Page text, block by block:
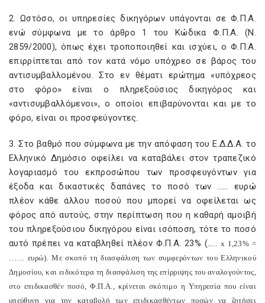
2. Ωστόσο, οι υπηρεσίες δικηγόρων υπάγονται σε Φ.Π.Α.
ενώ σύμφωνα με το άρθρο 1 του Κώδικα Φ.Π.Α. (Ν.
2859/2000), όπως έχει τροποποιηθεί και ισχύει, ο Φ.Π.Α.
επιρρίπτεται από τον κατά νόμο υπόχρεο σε βάρος του
αντισυμβαλλομένου. Στο εν θέματι ερώτημα «υπόχρεος
στο φόρο» είναι ο πληρεξούσιος δικηγόρος και
«αντισυμβαλλόμενοι», ο οποίοι επιβαρύνονται και με το
φόρο, είναι οι προσφεύγοντες.
3. Στο βαθμό που σύμφωνα με την απόφαση του Ε.Δ.Δ.Α. το
Ελληνικό Δημόσιο οφείλει να καταβάλει στον τραπεζικό
λογαριασμό του εκπροσώπου των προσφευγόντων για
έξοδα και δικαστικές δαπάνες το ποσό των …… ευρώ
πλέον κάθε άλλου ποσού που μπορεί να οφείλεται ως
φόρος από αυτούς, στην περίπτωση που η καθαρή αμοιβή
του πληρεξούσιου δικηγόρου είναι ισόποση, τότε το ποσό
αυτό πρέπει να καταβληθεί πλέον Φ.Π.Α. 23% (….. x1,23% =
…… ευρώ). Με σκοπό τη διασφάλιση των συμφερόντων του Ελληνικού
Δημοσίου, και ειδικότερα τη διασφάλιση της επίρριψης του αναλογούντος,
στο επιδικασθέν ποσό, Φ.Π.Α., κρίνεται σκόπιμο η Υπηρεσία που είναι
υπεύθυνη για την καταβολή των επιδικασθέντων ποσών να ζητήσει